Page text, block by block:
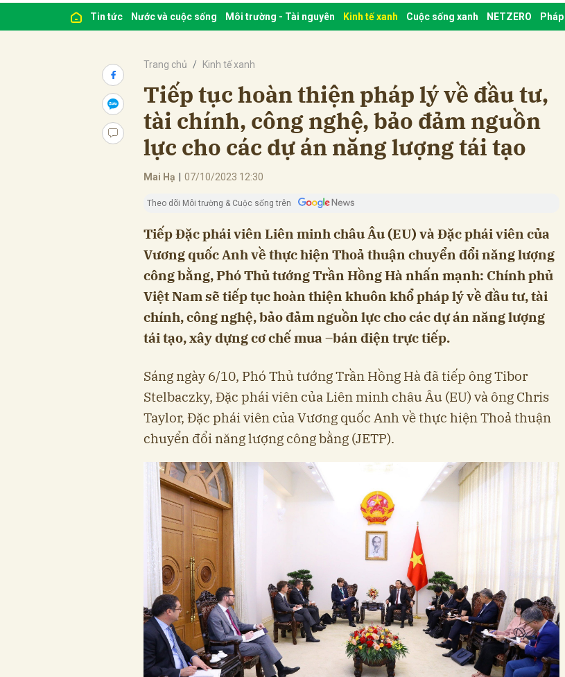
Tin tức Nước và cuộc sống Môi trường - Tài nguyên Kinh tế xanh Cuộc sống xanh NETZERO
Trang chủ Kinh tế xanh
Tiếp tục hoàn thiện pháp lý về đầu tư,
tài chính, công nghệ, bảo đảm nguồn
lực cho các dự án năng lượng tái tạo
Mai Hạ 07/10/2023 12:30
Theo dõi Môi trường & Cuộc sống trên
Tiếp Đặc phái viên Liên minh châu Âu (EU) và Đặc phái viên của
Vương quốc Anh về thực hiện Thoả thuận chuyển đổi năng lượng
công bằng, Phó Thủ tướng Trần Hồng Hà nhấn mạnh: Chính phủ
Việt Nam sẽ tiếp tục hoàn thiện khuôn khổ pháp lý về đầu tư, tài
chính, công nghệ, bảo đảm nguồn lực cho các dự án năng lượng
tái tạo, xây dựng cơ chế mua –bán điện trực tiếp.
Sáng ngày 6/10, Phó Thủ tướng Trần Hồng Hà đã tiếp ông Tibor
Stelbaczky, Đặc phái viên của Liên minh châu Âu (EU) và ông Chris
Taylor, Đặc phái viên của Vương quốc Anh về thực hiện Thoả thuận
chuyển đổi năng lượng công bằng (JETP).